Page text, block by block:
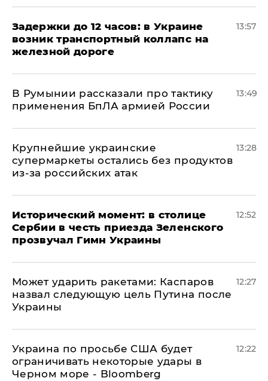
Задержки до 12 часов: в Украине
возник транспортный коллапс на
железной дороге
13:57
В Румынии рассказали про тактику
применения БпЛА армией России
13:49
Крупнейшие украинские
супермаркеты остались без продуктов
из-за российских атак
13:28
Исторический момент: в столице
Сербии в честь приезда Зеленского
прозвучал Гимн Украины
12:52
Может ударить ракетами: Каспаров
назвал следующую цель Путина после
Украины
12:27
Украина по просьбе США будет
ограничивать некоторые удары в
Черном море - Bloomberg
12:22